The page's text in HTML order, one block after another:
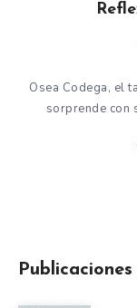
Osea Codega, el
sorprende con